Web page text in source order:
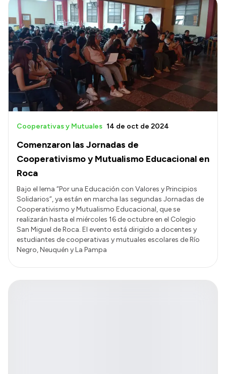
Comenzaron las Jornadas de
Cooperativismo y Mutualismo Educacional en
Roca
Cooperativas y Mutuales 14 de oct de 2024
Bajo el lema “Por una Educación con Valores y Principios
Solidarios”, ya están en marcha las segundas Jornadas de
Cooperativismo y Mutualismo Educacional, que se
realizarán hasta el miércoles 16 de octubre en el Colegio
San Miguel de Roca. El evento está dirigido a docentes y
estudiantes de cooperativas y mutuales escolares de Río
Negro, Neuquén y La Pampa